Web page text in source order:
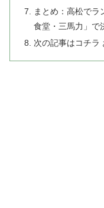
まとめ：高松でラ
食堂・三馬力」で
次の記事はコチラ